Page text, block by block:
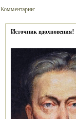
Комментарии:
Источник вдохновения!